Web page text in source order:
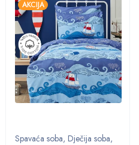
AKCIJA
Spavaća soba, Dječija soba,